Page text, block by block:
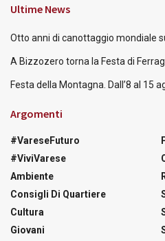
Ultime News
Otto anni di canottaggio mondiale
A Bizzozero torna la Festa di
Festa della Montagna. Dall’8 al 15
Argomenti
#VareseFuturo
#ViviVarese
Ambiente
Consigli Di Quartiere
Cultura
Giovani